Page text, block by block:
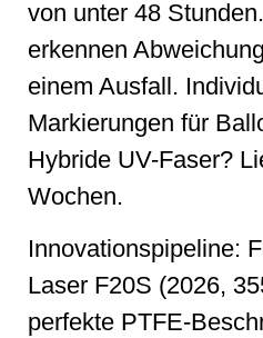
von unter 48
erkennen
einem Ausfall.
Markierungen für
Hybride UV-Faser?
Wochen.
Innovationspipeline:
Laser F20S (2026,
perfekte PTFE-